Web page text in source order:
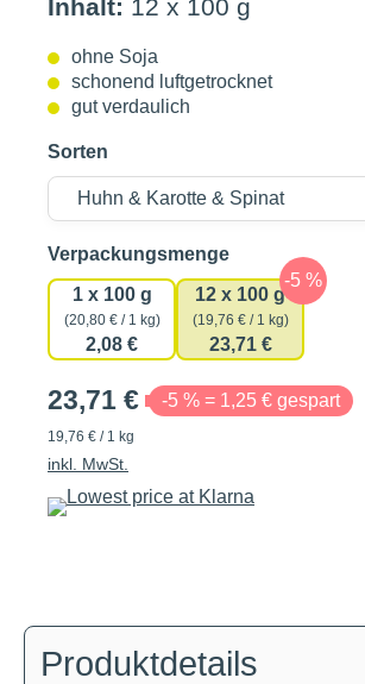
Inhalt: 12 x 100 g
ohne Soja
schonend luftgetrocknet
gut verdaulich
Sorten
Verpackungsmengeauswählen
1 x 100 g
(20,80 € / 1 kg)
2,08 €
12 x 100 g
(19,76 € / 1 kg)
23,71 €
23,71 € -5 % = 1,25 € gespart
19,76 € / 1 kg
inkl. MwSt.
Produktdetails